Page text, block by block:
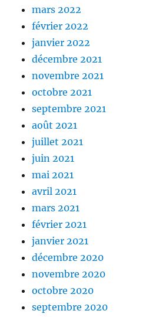
mars 2022
février 2022
janvier 2022
décembre 2021
novembre 2021
octobre 2021
septembre 2021
août 2021
juillet 2021
juin 2021
mai 2021
avril 2021
mars 2021
février 2021
janvier 2021
décembre 2020
novembre 2020
octobre 2020
septembre 2020